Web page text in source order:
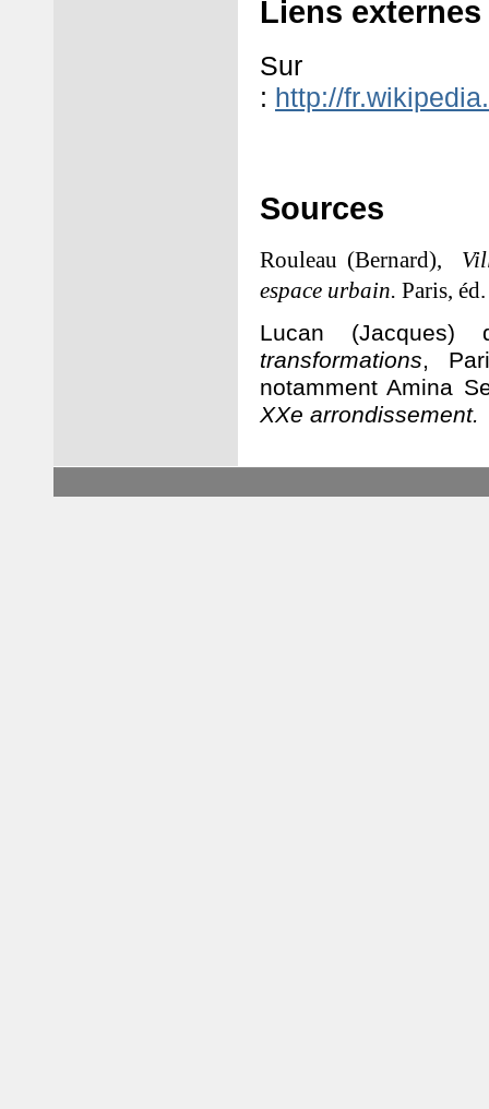
Liens externes
Sur
: http://
Sources
Rouleau (Bernard),
espace urbain. Paris,
Lucan (Jacques)
transformations,
notamment Amina
XXe arrondissement.